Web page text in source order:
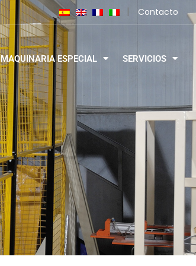
| Contacto
MAQUINARIA ESPECIAL SERVICIOS